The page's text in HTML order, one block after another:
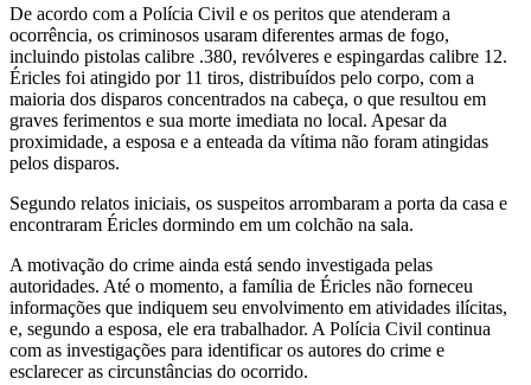
De acordo com a Polícia Civil e os peritos que atenderam a
ocorrência, os criminosos usaram diferentes armas de fogo,
incluindo pistolas calibre .380, revólveres e espingardas calibre 12.
Éricles foi atingido por 11 tiros, distribuídos pelo corpo, com a
maioria dos disparos concentrados na cabeça, o que resultou em
graves ferimentos e sua morte imediata no local. Apesar da
proximidade, a esposa e a enteada da vítima não foram atingidas
pelos disparos.
Segundo relatos iniciais, os suspeitos arrombaram a porta da casa e
encontraram Éricles dormindo em um colchão na sala.
A motivação do crime ainda está sendo investigada pelas
autoridades. Até o momento, a família de Éricles não forneceu
informações que indiquem seu envolvimento em atividades ilícitas,
e, segundo a esposa, ele era trabalhador. A Polícia Civil continua
com as investigações para identificar os autores do crime e
esclarecer as circunstâncias do ocorrido.